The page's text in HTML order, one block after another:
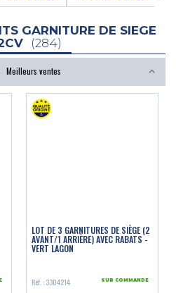
GARNITURE DE SIEGE
(284)
LOT DE 3 GARNITURES DE SIÈGE (2
AVANT/1 ARRIÈRE) AVEC RABATS -
VERT LAGON
Réf. : 3304214 SUR COMMANDE